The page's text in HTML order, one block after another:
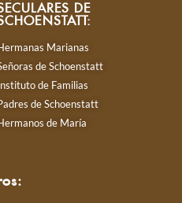
DE
Marianas
de Schoenstatt
de Familias
de Schoenstatt
de María